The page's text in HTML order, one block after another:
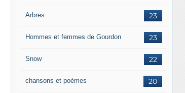
23
Arbres
23
Hommes et femmes de Gourdon
22
Snow
20
chansons et poèmes